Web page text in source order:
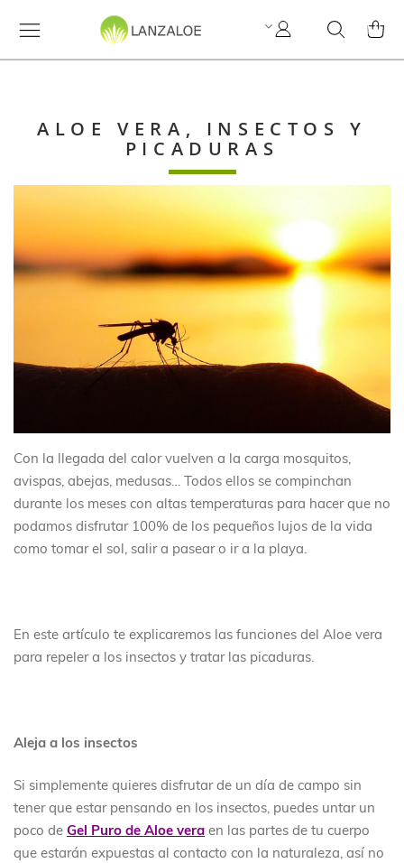
Search
Mi
cuenta
MI
ALOE VERA, INSECTOS Y
PICADURAS
Con la llegada del calor vuelven a la carga mosquitos,
avispas, abejas, medusas… Todos ellos se compinchan
durante los meses con altas temperaturas para hacer que no
podamos disfrutar 100% de los pequeños lujos de la vida
como tomar el sol, salir a pasear o ir a la playa.
En este artículo te explicaremos las funciones del Aloe vera
para repeler a los insectos y tratar las picaduras.
Aleja a los insectos
Si simplemente quieres disfrutar de un día de campo sin
tener que estar pensando en los insectos, puedes untar un
poco de Gel Puro de Aloe vera en las partes de tu cuerpo
que estarán expuestas al contacto con la naturaleza, así no